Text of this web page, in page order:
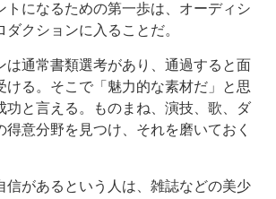
になるための第一歩は、オーディシ
ダクションに入ることだ。
通常書類選考があり、通過すると面
ける。そこで「魅力的な素材だ」と思
功と言える。ものまね、演技、歌、ダ
得意分野を見つけ、それを磨いておく
があるという人は、雑誌などの美少